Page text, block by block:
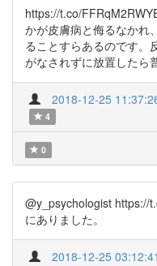
https://t.co/
かが皮膚病と侮るなかれ
ることすらあるのです。
がなされずに放置したら
2018-12-25
4
0
@y_psychologist https://
にありました。
2018-12-25 03:12:41